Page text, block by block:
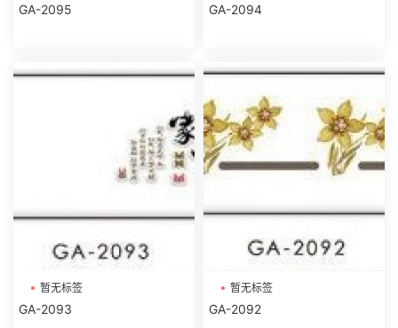
GA-2095 GA-2094
暂无标签
GA-2093
暂无标签
GA-2092